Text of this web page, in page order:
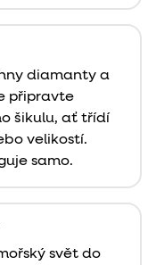
diamanty a
připravte
šikulu, ať třídí
velikostí.
samo.
svět do